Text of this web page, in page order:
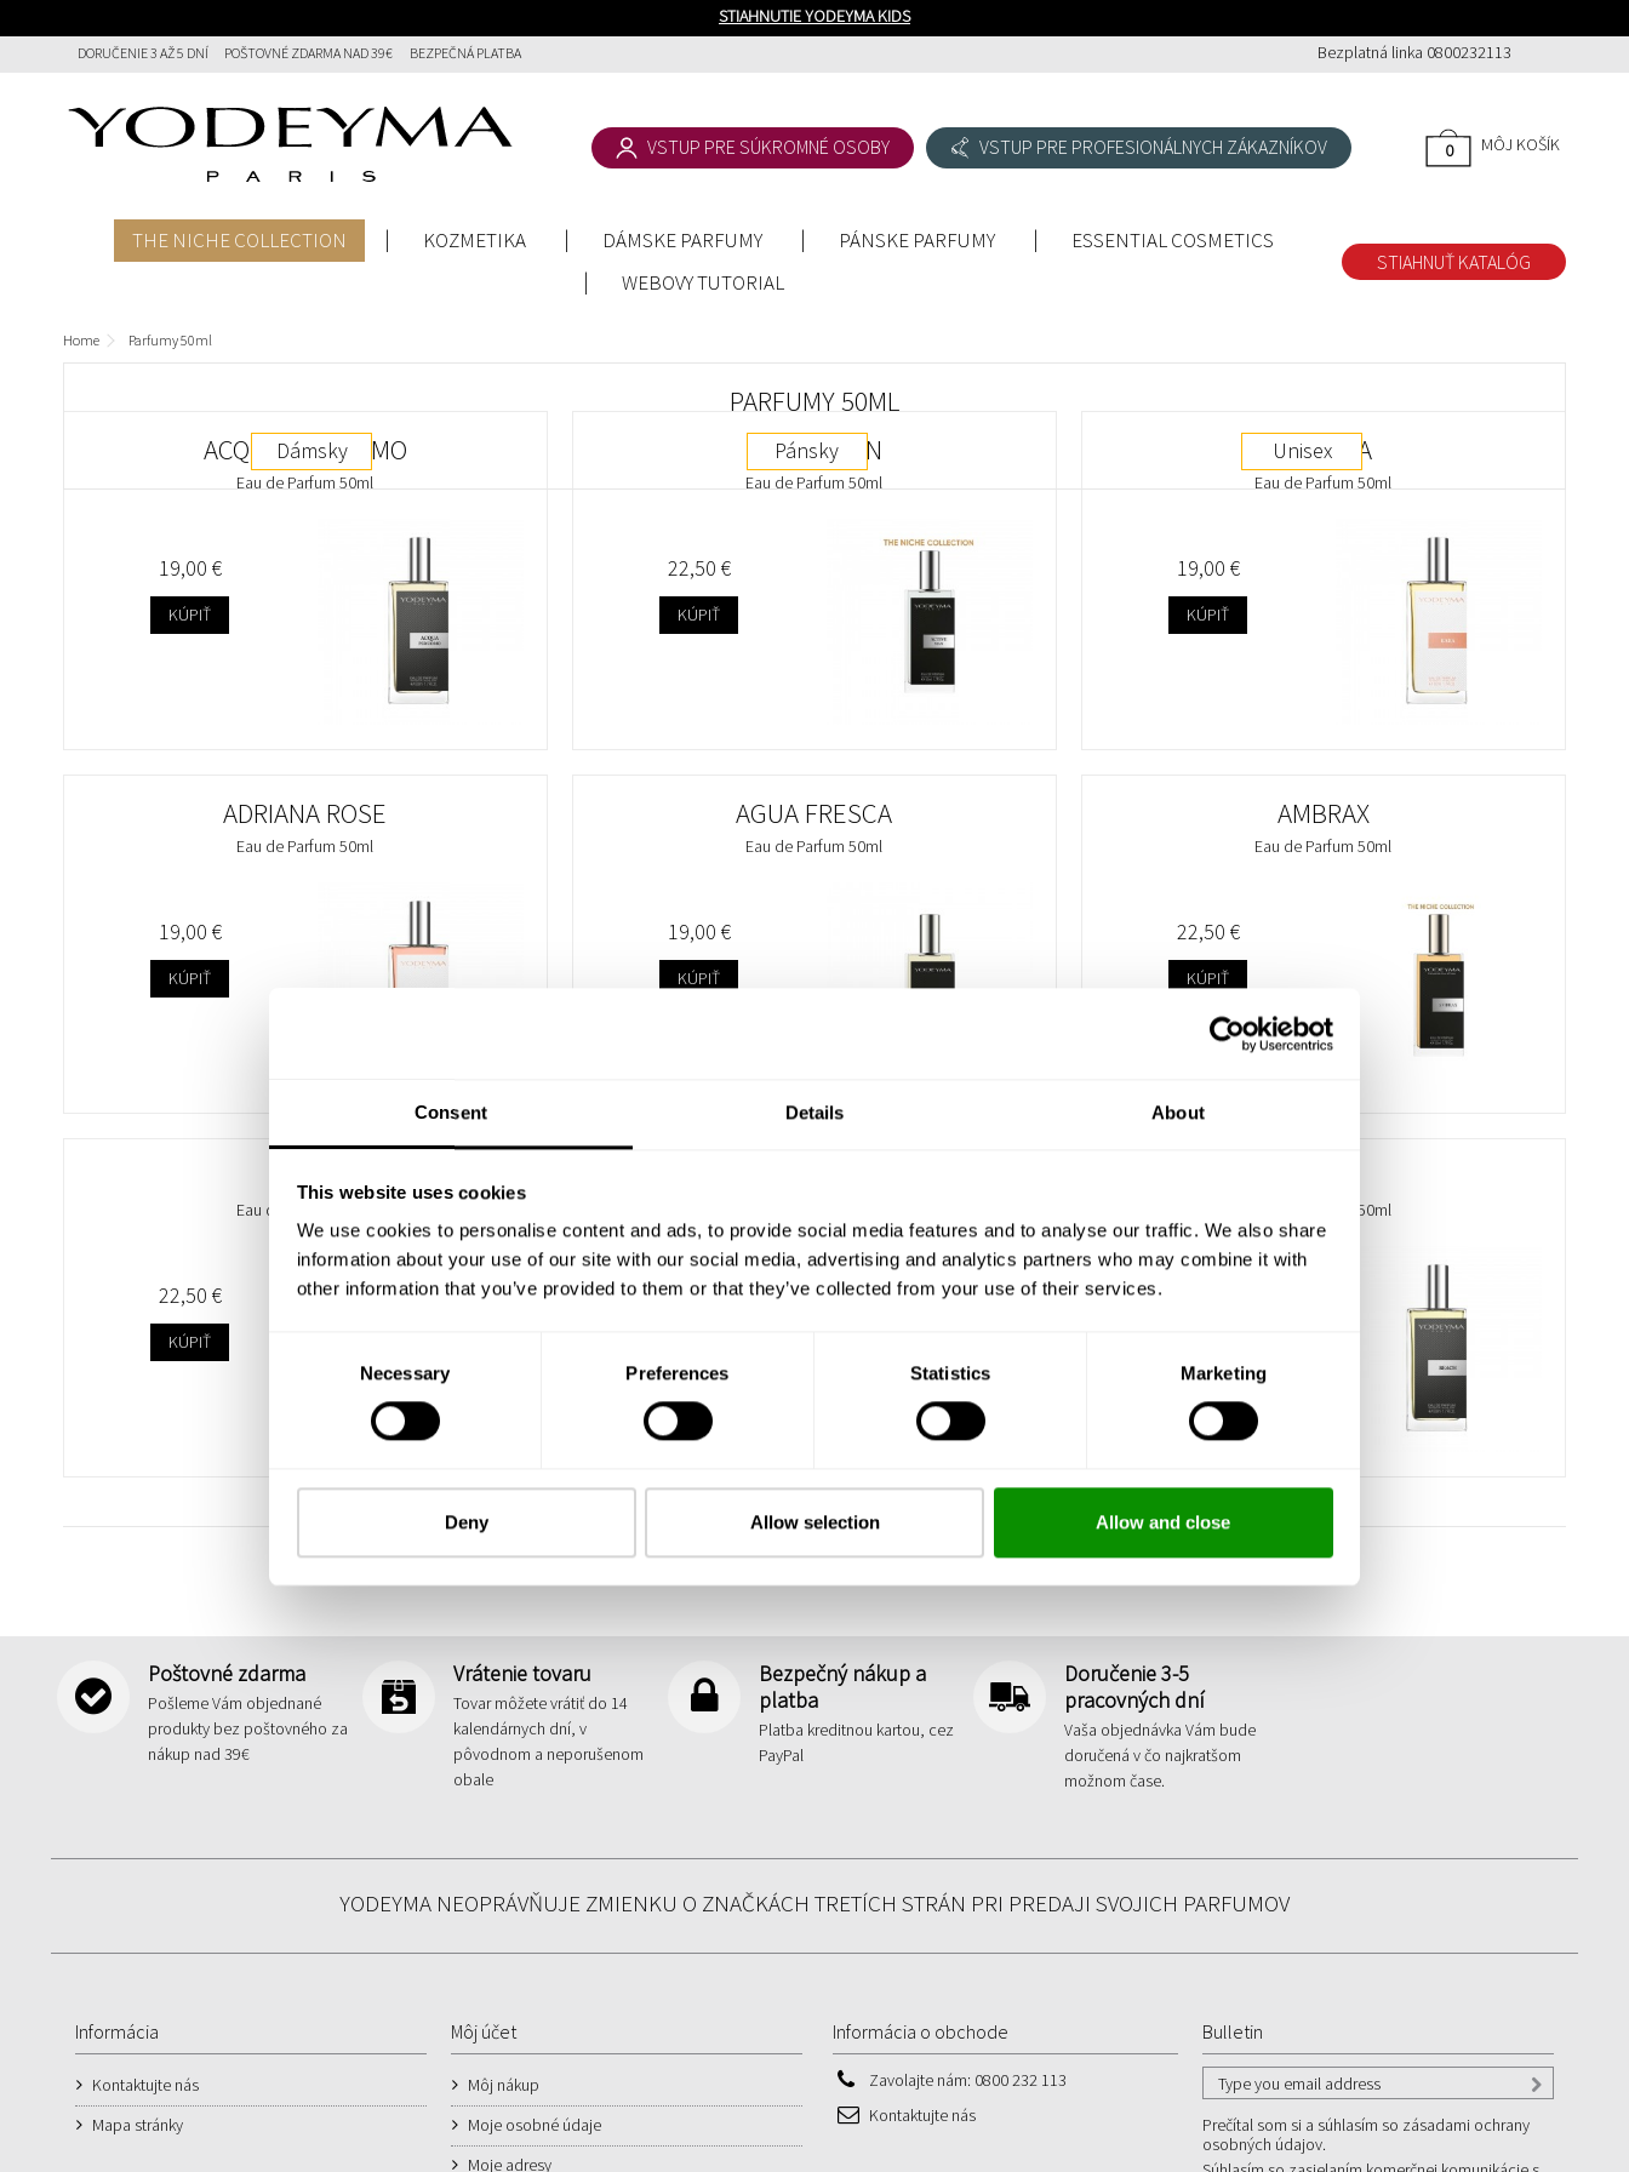
Consent Details About
This website uses cookies
We use cookies to personalise content and ads, to provide social media features and to analyse our traffic. We also share
information about your use of our site with our social media, advertising and analytics partners who may combine it with
other information that you’ve provided to them or that they’ve collected from your use of their services.
Necessary Preferences Statistics Marketing
Deny Allow selection Allow and close
STIAHNUTIE YODEYMA KIDS
DORUČENIE 3 AŽ 5 DNÍ POŠTOVNÉ ZDARMA NAD 39€ BEZPEČNÁ PLATBA Bezplatná linka 0800232113
0
0 MÔJ KOŠÍK
VSTUP PRE SÚKROMNÉ OSOBY VSTUP PRE PROFESIONÁLNYCH ZÁKAZNÍKOV
THE NICHE COLLECTION KOZMETIKA DÁMSKE PARFUMY PÁNSKE PARFUMY
ESSENTIAL COSMETICS
WEBOVY TUTORIAL
STIAHNUŤ KATALÓG
Home Parfumy 50ml
ACQUA PER UOMO
Eau de Parfum 50ml
19,00 €
KÚPIŤ
ACTIVE MAN
Eau de Parfum 50ml
22,50 €
KÚPIŤ
ADRIANA
Eau de Parfum 50ml
19,00 €
KÚPIŤ
ADRIANA ROSE
Eau de Parfum 50ml
19,00 €
KÚPIŤ
AGUA FRESCA
Eau de Parfum 50ml
19,00 €
KÚPIŤ
AMBRAX
Eau de Parfum 50ml
22,50 €
KÚPIŤ
AMIRA
Eau de Parfum 50ml
22,50 €
KÚPIŤ
19,00 €
Eau de Parfum 50ml
PARFUMY 50ML
Dámsky Pánsky Unisex
Poštovné zdarma
Pošleme Vám objednané
produkty bez poštovného za
nákup nad 39€
Vrátenie tovaru
Tovar môžete vrátiť do 14
kalendárnych dní, v
pôvodnom a neporušenom
obale
Bezpečný nákup a
platba
Platba kreditnou kartou, cez
PayPal
Doručenie 3-5
pracovných dní
Vaša objednávka Vám bude
doručená v čo najkratšom
možnom čase.
YODEYMA NEOPRÁVŇUJE ZMIENKU O ZNAČKÁCH TRETÍCH STRÁN PRI PREDAJI SVOJICH PARFUMOV
Informácia
Kontaktujte nás
Mapa stránky
Môj účet
Môj nákup
Moje osobné údaje
Moje adresy
Informácia o obchode
Zavolajte nám: 0800 232 113
Kontaktujte nás
Bulletin
Prečítal som si a súhlasím so zásadami ochrany
osobných údajov.